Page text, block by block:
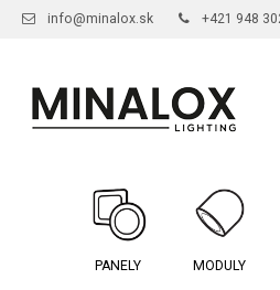
info@minalox.sk +421 948
PANELY MODULY